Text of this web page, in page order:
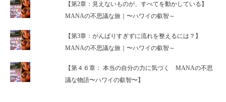
【第2章：見えないものが、すべてを動かしている】
MANAの不思議な旅｜〜ハワイの叡智～
【第3章：がんばりすぎずに流れを整えるには？】
MANAの不思議な旅｜〜ハワイの叡智～
【第４６章： 本当の自分の力に気づく MANAの不思
議な物語〜ハワイの叡智〜】